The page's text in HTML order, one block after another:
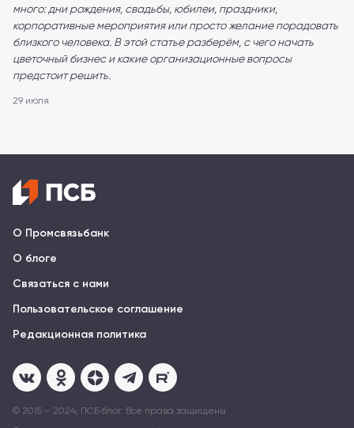
много: дни рождения, свадьбы, юбилеи, праздники,
корпоративные мероприятия или просто желание порадовать
близкого человека. В этой статье разберём, с чего начать
цветочный бизнес и какие организационные вопросы
предстоит решить.
29 июля
О Промсвязьбанк
О блоге
Связаться с нами
Пользовательское соглашение
Редакционная политика
© 2015 – 2024, ПСБ блог. Все права защищены